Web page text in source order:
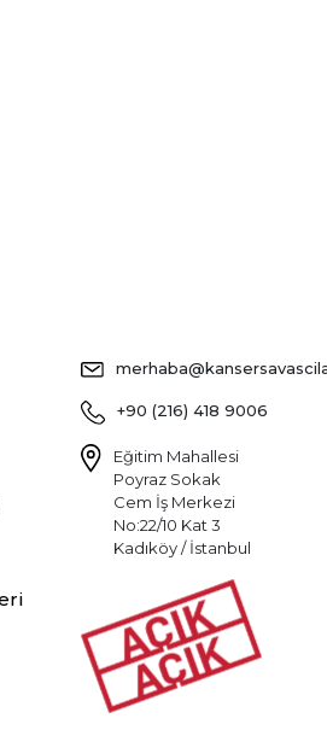
+90 (216) 418 9006
Eğitim Mahallesi
Poyraz Sokak
Cem İş Merkezi
No:22/10 Kat 3
Kadıköy / İstanbul